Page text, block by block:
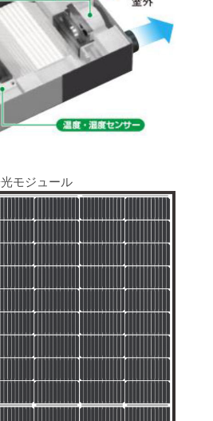
モジュール